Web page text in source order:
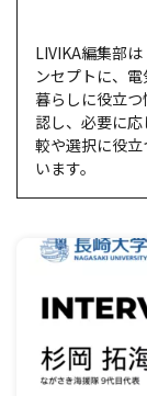
LIVIKA編集部
ンセプトに、
暮らしに役立
認し、必要に
較や選択に役
います。